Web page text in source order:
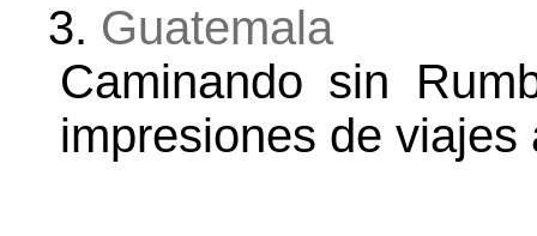
3. Guatemala
Caminando sin
impresiones de viajes